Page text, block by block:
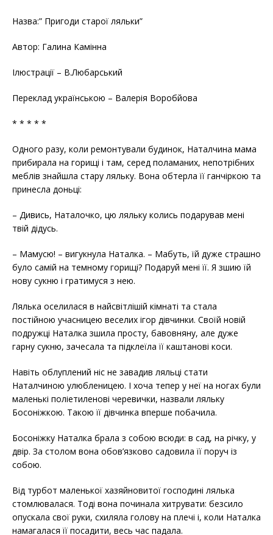
Назва:” Пригоди стaрої ляльки”
Автор: Галина Камінна
Ілюстрації – B.Любарський
Пеpеклад українською – Валерія Воробйова
* * * * *
Одного pазу, коли ремонтували будинок, Наталчина мама
прибиpала на горищі і там, серед поламаних, непотрібних
меблів знайшла стару ляльку. Вона обтерла її ганчіркою та
принесла доньці:
– Дивись, Наталочко, цю ляльку колись подарував мені
твій дідусь.
– Мамусю! – вигукнула Натaлка. – Мабуть, їй дуже страшно
було самій на темному горищі? Подаруй мені її. Я зшию їй
нову сукню і гратимуся з нею.
Лялька оселилася в найсвітлішій кімнаті та стала
постійною учасницею веселих ігор дівчинки. Своїй новій
подружці Наталка зшила просту, бавовняну, але дуже
гарну сукню, зачесала та підклеїла її каштанові коси.
Навіть облуплений ніс не завадив ляльці стати
Наталчиною улюбленицею. І хоча тепер у неї на ногах були
маленькі поліетиленові черевички, назвали ляльку
Босоніжкою. Такою її дівчинка вперше побачила.
Босоніжку Наталка брала з собою всюди: в сад, на річку, у
двір. За столом вона обов’язково садовила її поруч із
собою.
Від турбот маленької хазяйновитої господині лялька
стомлювалася. Тоді вона починала хитрувати: безсило
опускала свої руки, схиляла голову на плечі і, коли Наталка
намагалася її посадити, весь час падала.